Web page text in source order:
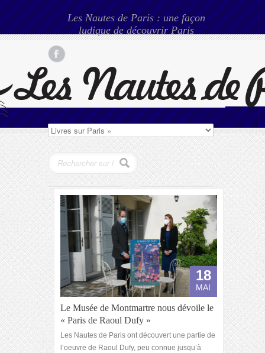
Les Nautes de Paris : une façon
ludique de découvrir Paris
18
MAI
Le Musée de Montmartre nous dévoile le
« Paris de Raoul Dufy »
Les Nautes de Paris ont découvert une partie de
l’oeuvre de Raoul Dufy, peu connue jusqu’à